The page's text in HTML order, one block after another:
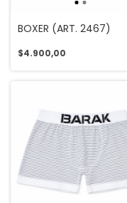
BOXER (ART. 2467)
$4.900,00